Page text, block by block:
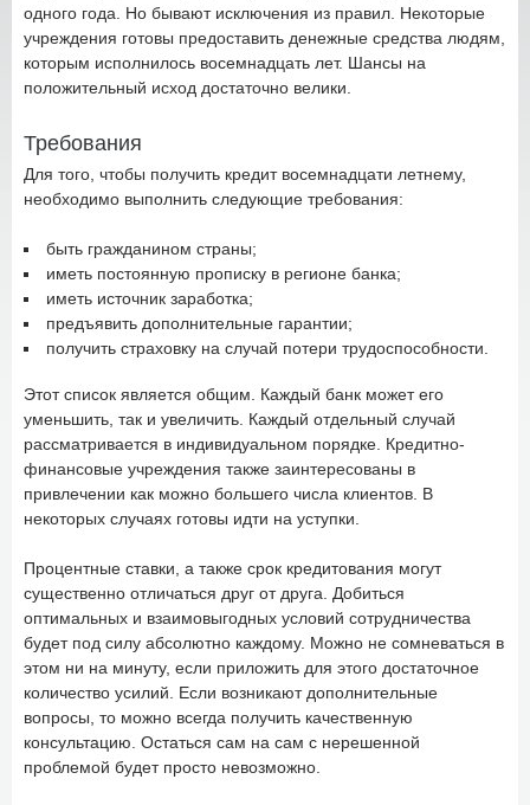
одного года. Но бывают исключения из правил. Некоторые
учреждения готовы предоставить денежные средства людям,
которым исполнилось восемнадцать лет. Шансы на
положительный исход достаточно велики.
Требования
Для того, чтобы получить кредит восемнадцати летнему,
необходимо выполнить следующие требования:
быть гражданином страны;
иметь постоянную прописку в регионе банка;
иметь источник заработка;
предъявить дополнительные гарантии;
получить страховку на случай потери трудоспособности.
Этот список является общим. Каждый банк может его
уменьшить, так и увеличить. Каждый отдельный случай
рассматривается в индивидуальном порядке. Кредитно-
финансовые учреждения также заинтересованы в
привлечении как можно большего числа клиентов. В
некоторых случаях готовы идти на уступки.
Процентные ставки, а также срок кредитования могут
существенно отличаться друг от друга. Добиться
оптимальных и взаимовыгодных условий сотрудничества
будет под силу абсолютно каждому. Можно не сомневаться в
этом ни на минуту, если приложить для этого достаточное
количество усилий. Если возникают дополнительные
вопросы, то можно всегда получить качественную
консультацию. Остаться сам на сам с нерешенной
проблемой будет просто невозможно.